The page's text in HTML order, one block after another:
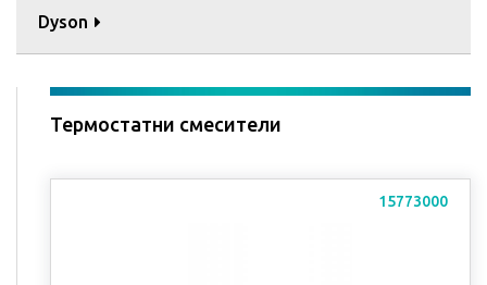
Dyson
Термостатни смесители
15773000